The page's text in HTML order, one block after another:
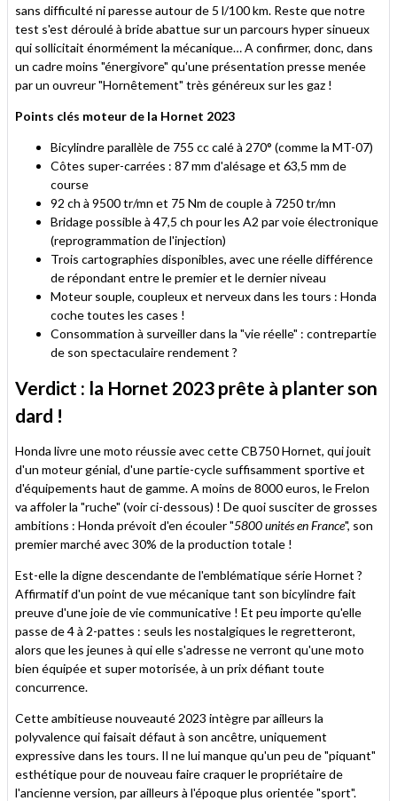
sans difficulté ni paresse autour de 5 l/100 km. Reste que notre
test s'est déroulé à bride abattue sur un parcours hyper sinueux
qui sollicitait énormément la mécanique… A confirmer, donc, dans
un cadre moins "énergivore" qu'une présentation presse menée
par un ouvreur "Hornêtement" très généreux sur les gaz !
Points clés moteur de la Hornet 2023
Bicylindre parallèle de 755 cc calé à 270° (comme la MT-07)
Côtes super-carrées : 87 mm d'alésage et 63,5 mm de
course
92 ch à 9500 tr/mn et 75 Nm de couple à 7250 tr/mn
Bridage possible à 47,5 ch pour les A2 par voie électronique
(reprogrammation de l'injection)
Trois cartographies disponibles, avec une réelle différence
de répondant entre le premier et le dernier niveau
Moteur souple, coupleux et nerveux dans les tours : Honda
coche toutes les cases !
Consommation à surveiller dans la "vie réelle" : contrepartie
de son spectaculaire rendement ?
Verdict : la Hornet 2023 prête à planter son
dard !
Honda livre une moto réussie avec cette CB750 Hornet, qui jouit
d'un moteur génial, d'une partie-cycle suffisamment sportive et
d'équipements haut de gamme. A moins de 8000 euros, le Frelon
va affoler la "ruche" (voir ci-dessous) ! De quoi susciter de grosses
ambitions : Honda prévoit d'en écouler "5800 unités en France", son
premier marché avec 30% de la production totale !
Est-elle la digne descendante de l'emblématique série Hornet ?
Affirmatif d'un point de vue mécanique tant son bicylindre fait
preuve d'une joie de vie communicative ! Et peu importe qu'elle
passe de 4 à 2-pattes : seuls les nostalgiques le regretteront,
alors que les jeunes à qui elle s'adresse ne verront qu'une moto
bien équipée et super motorisée, à un prix défiant toute
concurrence.
Cette ambitieuse nouveauté 2023 intègre par ailleurs la
polyvalence qui faisait défaut à son ancêtre, uniquement
expressive dans les tours. Il ne lui manque qu'un peu de "piquant"
esthétique pour de nouveau faire craquer le propriétaire de
l'ancienne version, par ailleurs à l'époque plus orientée "sport".